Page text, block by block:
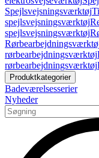
Spejlsvejsningsværktøj
spejlsvejsningsværktøj
spejlsvejsningsværktøj
rørbearbejdningsværktøj
rørbearbejdningsværktøj
Produktkategorier
Badeværelsesserier
Nyheder